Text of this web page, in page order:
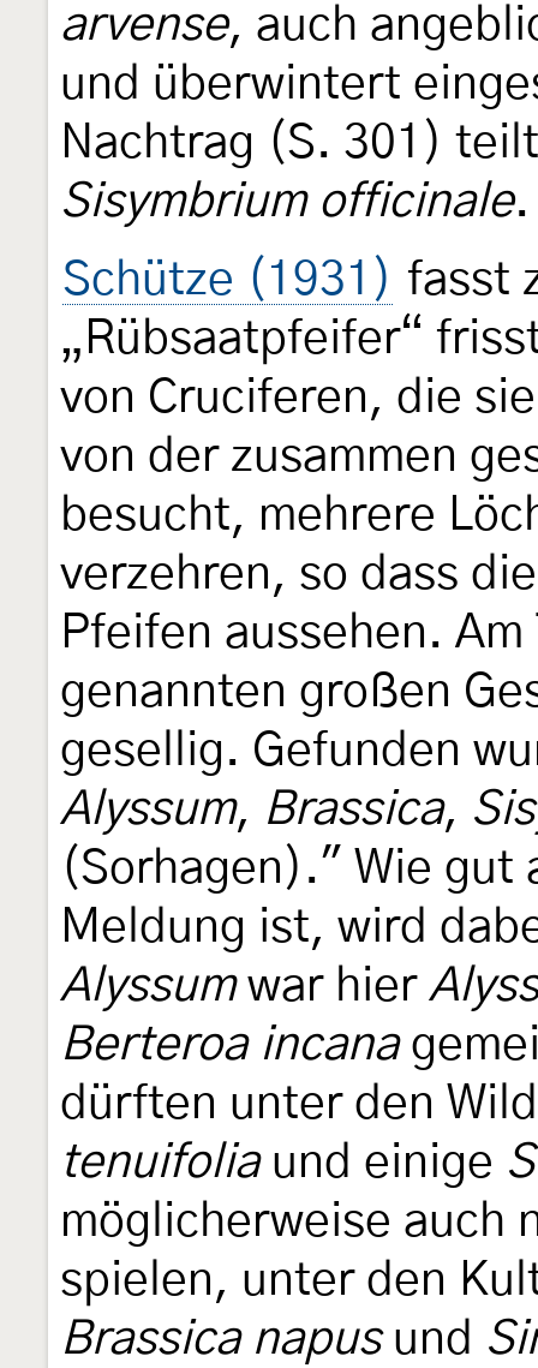
arvense, auch
und überwintert
Nachtrag (S. 301)
Sisymbrium officinale.
Schütze (1931) fasst
„Rübsaatpfeifer“
von Cruciferen, die
von der zusammen
besucht, mehrere
verzehren, so dass
Pfeifen aussehen.
genannten großen
gesellig. Gefunden
Alyssum, Brassica,
(Sorhagen)." Wie gut
Meldung ist, wird
Alyssumwar hier
Berteroa incana
dürften unter den
tenuifoliaund einige
möglicherweise auch
spielen, unter den
Brassica napusund